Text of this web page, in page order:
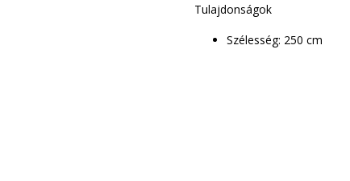
Tulajdonságok
Szélesség: 250 cm